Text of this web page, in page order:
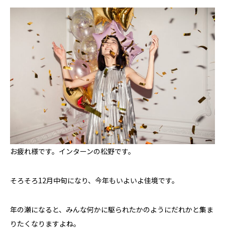
お疲れ様です。インターンの松野です。
そろそろ12月中旬になり、今年もいよいよ佳境です。
年の瀬になると、みんな何かに駆られたかのようにだれかと集ま
りたくなりますよね。